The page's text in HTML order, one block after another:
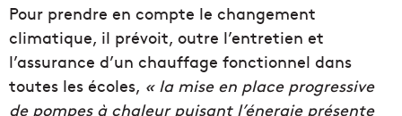
Pour prendre en compte le changement
climatique, il prévoit, outre l’entretien et
l’assurance d’un chauffage fonctionnel dans
toutes les écoles, « la mise en place progressive
de pompes à chaleur puisant l’énergie présente